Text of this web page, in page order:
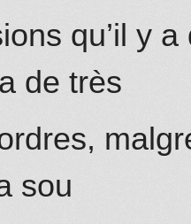
qu’il y a
de très
sou